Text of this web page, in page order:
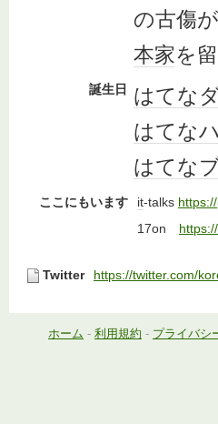
の古傷
本家を
誕生日 はてな
はてな
はてな
ここにもいます it-talks
17on
Twitter https://twitter.com/
ホーム - 利用規約 - プライバシ